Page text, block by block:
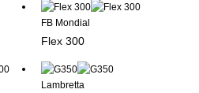
FB Mondial
Flex 300
Lambretta